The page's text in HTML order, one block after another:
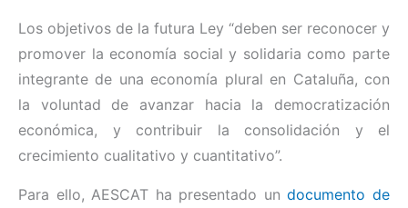
Los objetivos de la futura Ley “deben ser reconocer y
promover la economía social y solidaria como parte
integrante de una economía plural en Cataluña, con
la voluntad de avanzar hacia la democratización
económica, y contribuir la consolidación y el
crecimiento cualitativo y cuantitativo”.
Para ello, AESCAT ha presentado undocumento de